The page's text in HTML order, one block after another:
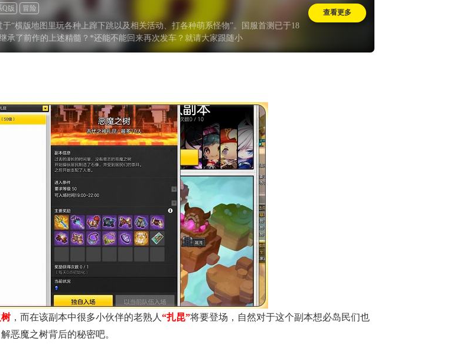
Q版 冒险
“横版地图里玩各种上蹿下跳以及相关活动、打各种萌系怪物”。国服首测已于18
承了前作的上述精髓？*还能不能回来再次发车？就请大家跟随小
查看更多
，而在该副本中很多小伙伴的老熟人 “扎昆”将要登场，自然对于这个副本想必岛民们也
恶魔之树背后的秘密吧。